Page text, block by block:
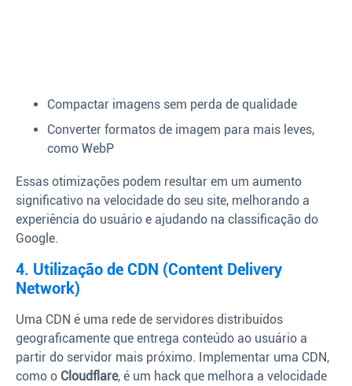
Compactar imagens sem perda de qualidade
Converter formatos de imagem para mais leves,
como WebP
Essas otimizações podem resultar em um aumento
significativo na velocidade do seu site, melhorando a
experiência do usuário e ajudando na classificação do
Google.
4. Utilização de CDN (Content Delivery
Network)
Uma CDN é uma rede de servidores distribuídos
geograficamente que entrega conteúdo ao usuário a
partir do servidor mais próximo. Implementar uma CDN,
como o Cloudflare, é um hack que melhora a velocidade